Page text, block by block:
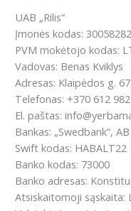
UAB „Rilis“
Įmonės kodas:
PVM mokėtojo kodas:
Vadovas: Benas Kviklys
Adresas: Klaipėdos g.
Telefonas: +370 612
El. paštas:
Bankas: „Swedbank“, AB
Swift kodas: HABALT22
Banko kodas: 73000
Banko adresas:
Atsiskaitomoji sąskaita: